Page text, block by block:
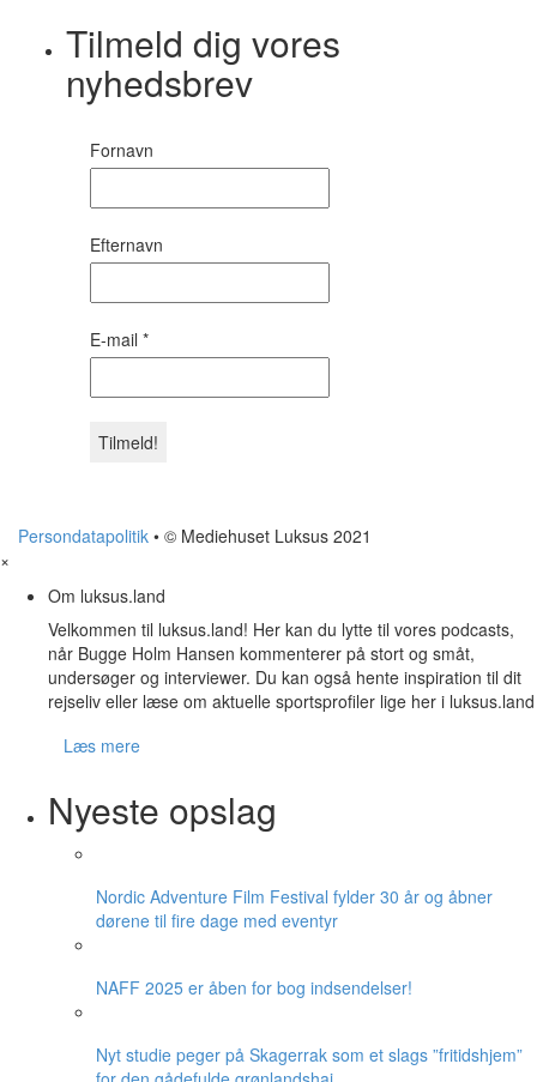
Tilmeld dig vores
nyhedsbrev
Fornavn
Efternavn
E-mail *
Persondatapolitik • © Mediehuset Luksus 2021
×
Om luksus.land
Velkommen til luksus.land! Her kan du lytte til vores podcasts,
når Bugge Holm Hansen kommenterer på stort og småt,
undersøger og interviewer. Du kan også hente inspiration til dit
rejseliv eller læse om aktuelle sportsprofiler lige her i luksus.land
Læs mere
Nyeste opslag
Nordic Adventure Film Festival fylder 30 år og åbner
dørene til fire dage med eventyr
NAFF 2025 er åben for bog indsendelser!
Nyt studie peger på Skagerrak som et slags ”fritidshjem”